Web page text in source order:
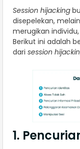
Session hijacking
disepelekan,
merugikan
Berikut ini adalah
dari session
1.